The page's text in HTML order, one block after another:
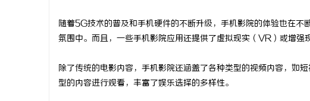
随着5G技术的普及和手机硬件的不断升级，手机影院的体验也在
氛围中。而且，一些手机影院应用还提供了虚拟现实（VR）或增
除了传统的电影内容，手机影院还涵盖了各种类型的视频内容，如
型的内容进行观看，丰富了娱乐选择的多样性。